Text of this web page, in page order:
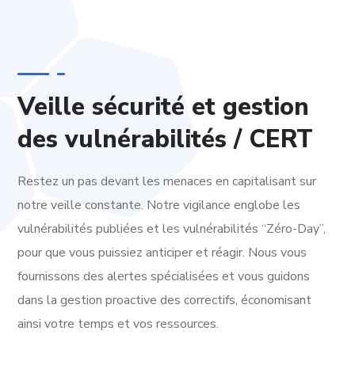
Veille sécurité et gestion
des vulnérabilités / CERT
Restez un pas devant les menaces en capitalisant sur
notre veille constante. Notre vigilance englobe les
vulnérabilités publiées et les vulnérabilités “Zéro-Day”,
pour que vous puissiez anticiper et réagir. Nous vous
fournissons des alertes spécialisées et vous guidons
dans la gestion proactive des correctifs, économisant
ainsi votre temps et vos ressources.